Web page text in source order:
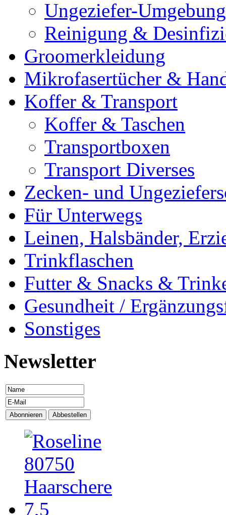
Ungeziefer-
Reinigung &
Groomerkleidung
Mikrofasertücher &
Koffer & Transport
Koffer & Taschen
Transportboxen
Transport Diverses
Zecken- und
Für Unterwegs
Leinen, Halsbänder,
Trinkflaschen
Futter & Snacks &
Gesundheit /
Sonstiges
Newsletter